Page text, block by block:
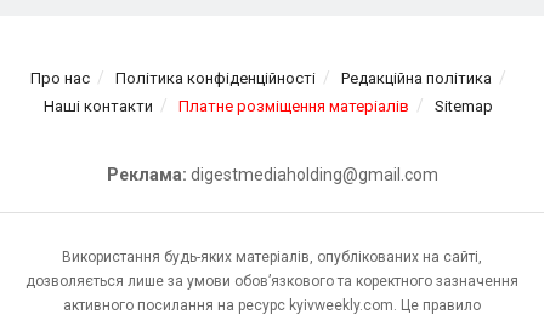
Про нас Політика конфіденційності
Редакційна політика
Наші контакти
Платне розміщення матеріалів Sitemap
Реклама: digestmediaholding@gmail.com
Використання будь-яких матеріалів, опублікованих на сайті,
дозволяється лише за умови обов’язкового та коректного зазначення
активного посилання на ресурс kyivweekly.com. Це правило